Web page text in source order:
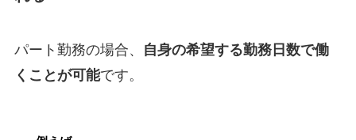
パート勤務の場合、
自身の希望する勤務日数で働
くことが可能です。